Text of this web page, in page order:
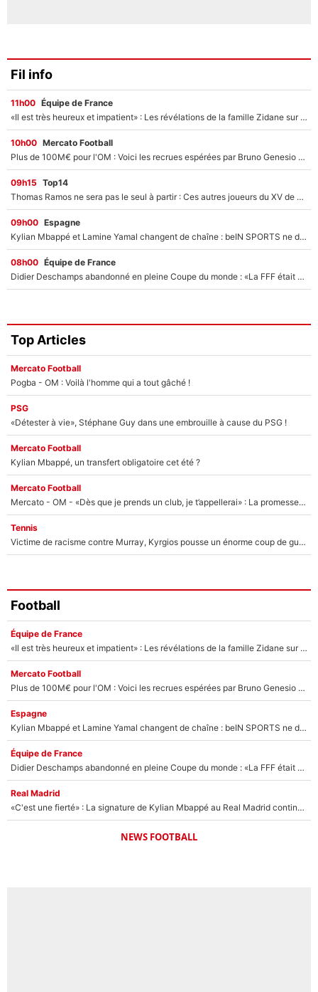
Fil info
11h00 Équipe de France
«Il est très heureux et impatient» : Les révélations de la famille Zidane sur sa prise de pouvoir en équipe de France !
10h00 Mercato Football
Plus de 100M€ pour l'OM : Voici les recrues espérées par Bruno Genesio et Grégory Lorenzi après l’opération dégraissage
09h15 Top14
Thomas Ramos ne sera pas le seul à partir : Ces autres joueurs du XV de France pourraient aussi quitter le Stade Toulousain, un club de Top 14 est déjà sur les rangs
09h00 Espagne
Kylian Mbappé et Lamine Yamal changent de chaîne : beIN SPORTS ne digère pas cette décision historique et prédit un fiasco pour la Liga
08h00 Équipe de France
Didier Deschamps abandonné en pleine Coupe du monde : «La FFF était déjà passée à Zinedine Zidane»
Top Articles
Mercato Football
Pogba - OM : Voilà l'homme qui a tout gâché !
PSG
«Détester à vie», Stéphane Guy dans une embrouille à cause du PSG !
Mercato Football
Kylian Mbappé, un transfert obligatoire cet été ?
Mercato Football
Mercato - OM - «Dès que je prends un club, je t’appellerai» : La promesse de Marcelino au moment de claquer la porte
Tennis
Victime de racisme contre Murray, Kyrgios pousse un énorme coup de gueule !
Football
Équipe de France
«Il est très heureux et impatient» : Les révélations de la famille Zidane sur sa prise de pouvoir en équipe de France !
Mercato Football
Plus de 100M€ pour l'OM : Voici les recrues espérées par Bruno Genesio et Grégory Lorenzi après l’opération dégraissage
Espagne
Kylian Mbappé et Lamine Yamal changent de chaîne : beIN SPORTS ne digère pas cette décision historique et prédit un fiasco pour la Liga
Équipe de France
Didier Deschamps abandonné en pleine Coupe du monde : «La FFF était déjà passée à Zinedine Zidane»
Real Madrid
«C'est une fierté» : La signature de Kylian Mbappé au Real Madrid continue de régaler l'Espagne
NEWS FOOTBALL